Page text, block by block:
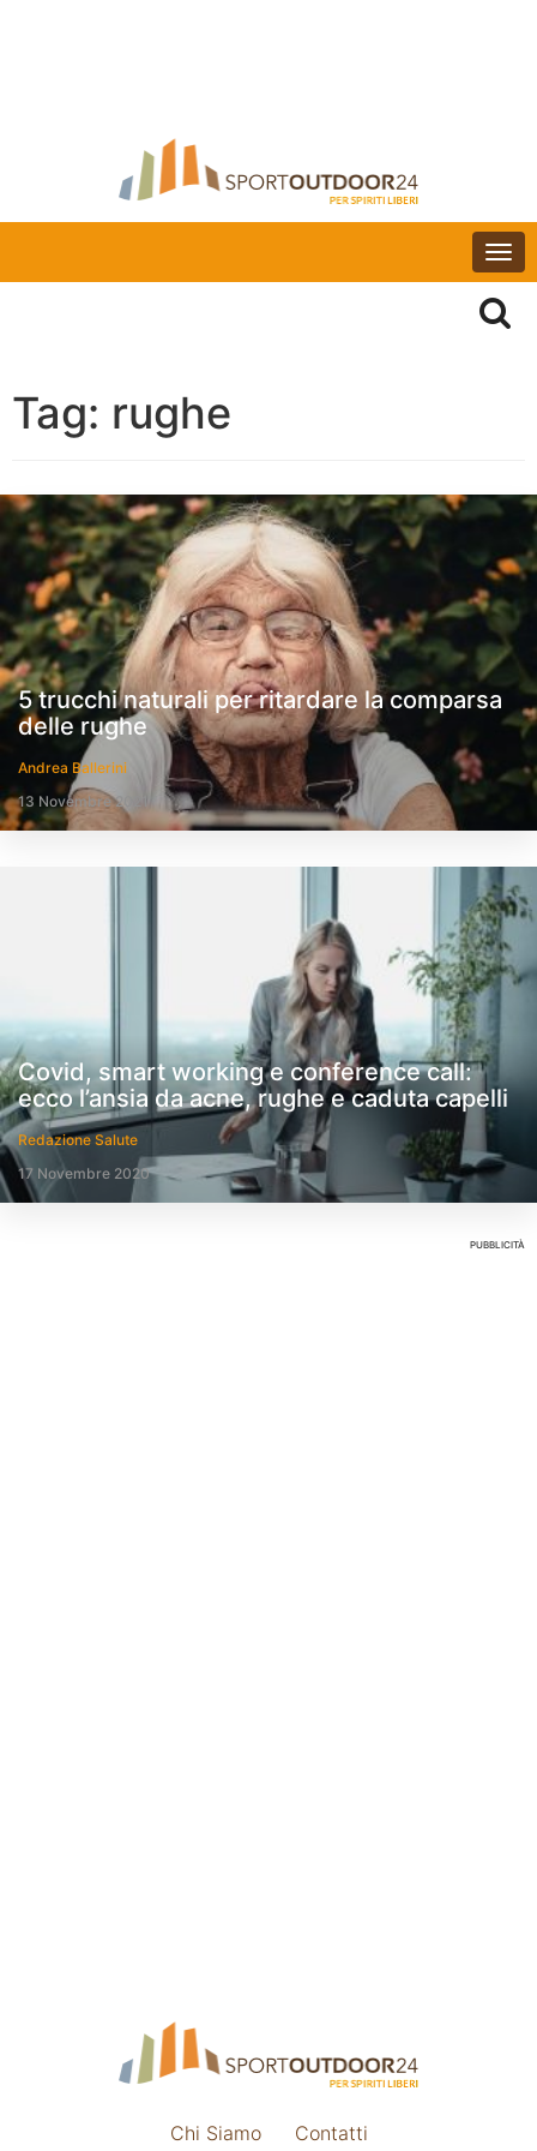
Tag: rughe
5 trucchi naturali per ritardare la comparsa
delle rughe
Andrea Ballerini
13 Novembre 2021
Covid, smart working e conference call:
ecco l’ansia da acne, rughe e caduta capelli
Redazione Salute
17 Novembre 2020
PUBBLICITÀ
Chi Siamo Contatti